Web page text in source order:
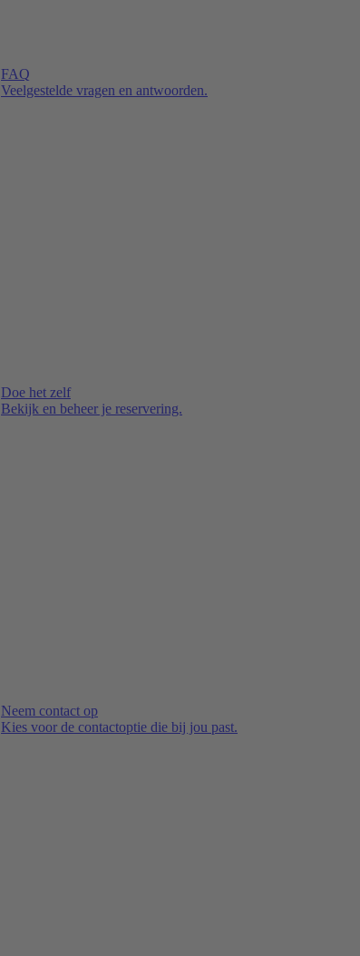
FAQ
Veelgestelde vragen en antwoorden.
Doe het zelf
Bekijk en beheer je reservering.
Neem contact op
Kies voor de contactoptie die bij jou past.